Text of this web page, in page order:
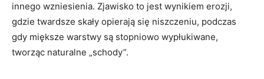
innego wzniesienia. Zjawisko to jest wynikiem erozji,
gdzie twardsze skały opierają się niszczeniu, podczas
gdy miększe warstwy są stopniowo wypłukiwane,
tworząc naturalne „schody”.